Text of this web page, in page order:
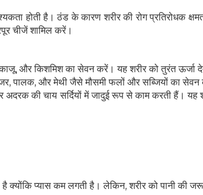
होती है। ठंड के कारण शरीर की रोग प्रतिरोधक
चीजें शामिल करें।
काजू, और किशमिश का सेवन करें। यह शरीर को तुरंत ऊर्जा
पालक, और मेथी जैसे मौसमी फलों और सब्जियों का सेवन
अदरक की चाय सर्दियों में जादुई रूप से काम करती हैं।
क्योंकि प्यास कम लगती है। लेकिन, शरीर को पानी की